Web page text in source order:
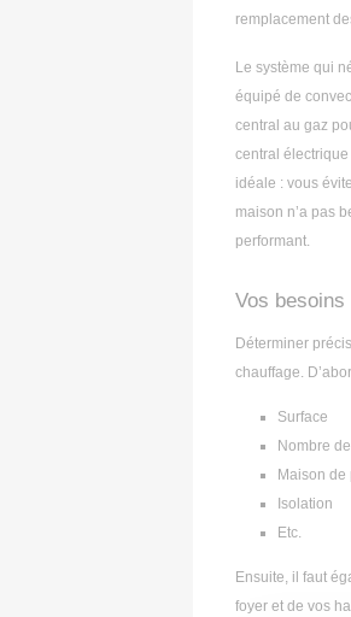
remplacement
Le système qui
équipé de
central au gaz
central électrique
idéale : vous
maison n’a pas
performant.
Vos besoins
Déterminer
chauffage.
Surface
Nombre
Maison
Isolation
Etc.
Ensuite, il faut
foyer et de vos